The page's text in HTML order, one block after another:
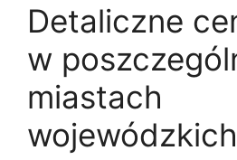
Detaliczne
w
miastach